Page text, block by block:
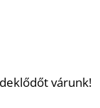
várunk!